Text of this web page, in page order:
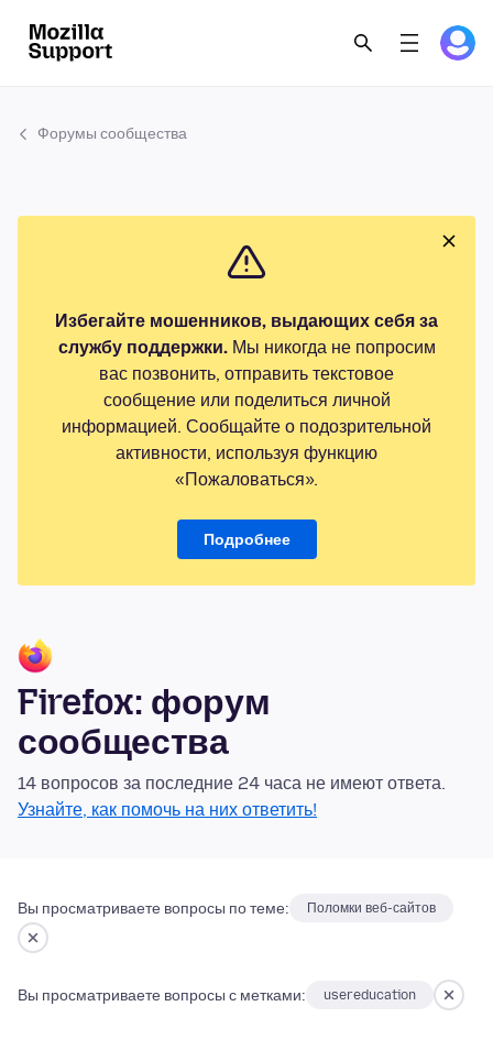
Форумы сообщества
Избегайте мошенников, выдающих себя за
службу поддержки.Мы никогда не попросим
вас позвонить, отправить текстовое
сообщение или поделиться личной
информацией. Сообщайте о подозрительной
активности, используя функцию
«Пожаловаться».
Подробнее
Firefox: форум
сообщества
14 вопросов за последние 24 часа не имеют ответа.
Узнайте, как помочь на них ответить!
Вы просматриваете вопросы по теме: Поломки веб-сайтов
Вы просматриваете вопросы с метками: usereducation